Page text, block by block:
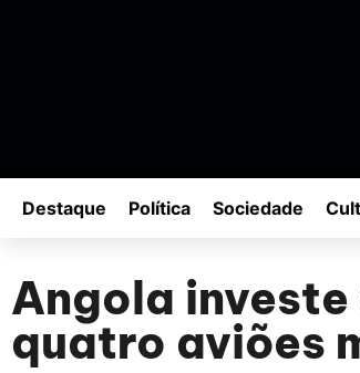
Destaque Política Sociedade
Angola
quatro aviões